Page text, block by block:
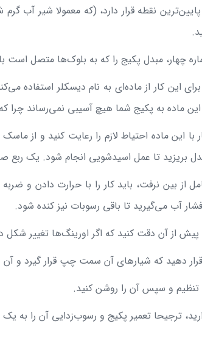
نقطه قرار دارد، (که معمولا شیر آب
این کار از ماده‌ای به نام دیسکلر
ماده به پکیج شما هیچ آسیبی نمی‌رساند چرا
با این ماده احتیاط لازم را رعایت کنید و
بریزید تا عمل اسیدشویی انجام شود. یک ربع
بین نرفت، باید کار را با حرارت دادن و
آب می‌گیرید تا باقی رسوبات نیز کنده شود.
ترجیحا تعمیر پکیج و رسوب‌زدایی آن را به